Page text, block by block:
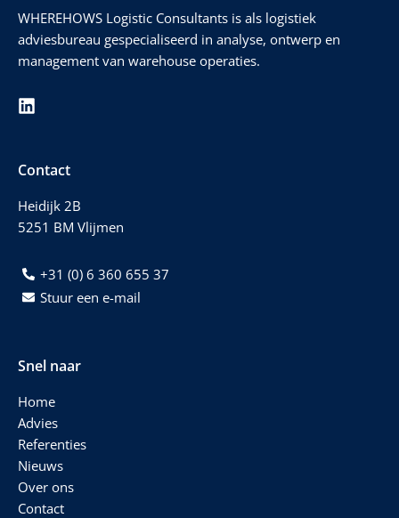
WHEREHOWS Logistic Consultants is als logistiek
adviesbureau gespecialiseerd in analyse, ontwerp en
management van warehouse operaties.
Contact
Heidijk 2B
5251 BM Vlijmen
+31 (0) 6 360 655 37
Stuur een e-mail
Snel naar
Home
Advies
Referenties
Nieuws
Over ons
Contact